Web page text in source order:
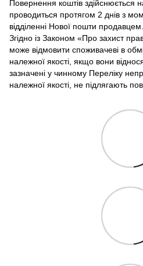
Повернення коштів здійснюється
проводиться протягом 2 днів з
відділенні Нової пошти продавцем.
Згідно із Законом «Про захист
може відмовити споживачеві в
належної якості, якщо вони
зазначені у чинному Переліку
належної якості, не підлягають